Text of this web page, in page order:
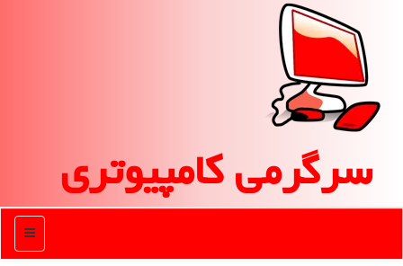
سرگرمی كامپیوتری
منو